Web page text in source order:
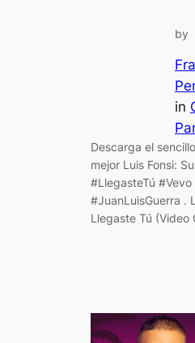
by
in
Descarga el
mejor Luis Fonsi:
#LlegasteTú
#JuanLuisGuerra .
Llegaste Tú (Video